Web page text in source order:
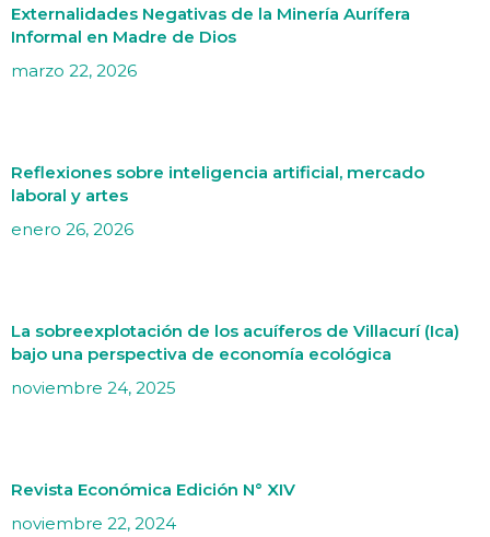
Externalidades Negativas de la Minería Aurífera
Informal en Madre de Dios
marzo 22, 2026
Reflexiones sobre inteligencia artificial, mercado
laboral y artes
enero 26, 2026
La sobreexplotación de los acuíferos de Villacurí (Ica)
bajo una perspectiva de economía ecológica
noviembre 24, 2025
Revista Económica Edición N° XIV
noviembre 22, 2024